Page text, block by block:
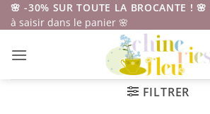
Passer
au
🌸 -30% SUR TOUTE LA BROCANTE ! 🌸
à saisir dans le panier 🌸
FILTRER